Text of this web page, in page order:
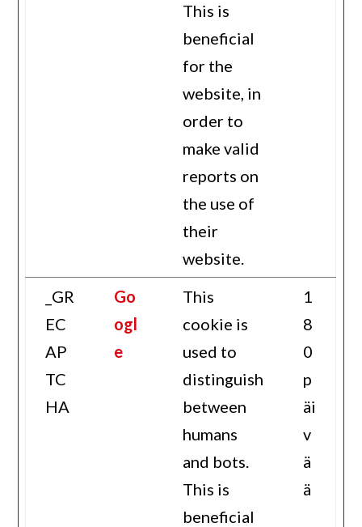
This is
beneficial
for the
website, in
order to
make valid
reports on
the use of
their
website.
_GR
EC
AP
TC
HA
Go
ogl
e
This
cookie is
used to
distinguish
between
humans
and bots.
This is
beneficial
1
8
0
p
äi
v
ä
ä